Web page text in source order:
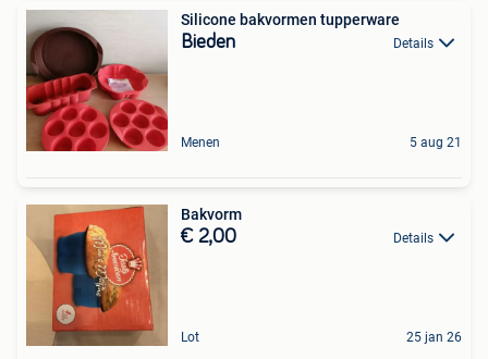
Silicone bakvormen tupperware
Bieden Details
Menen 5 aug 21
Bakvorm
€ 2,00 Details
Lot 25 jan 26